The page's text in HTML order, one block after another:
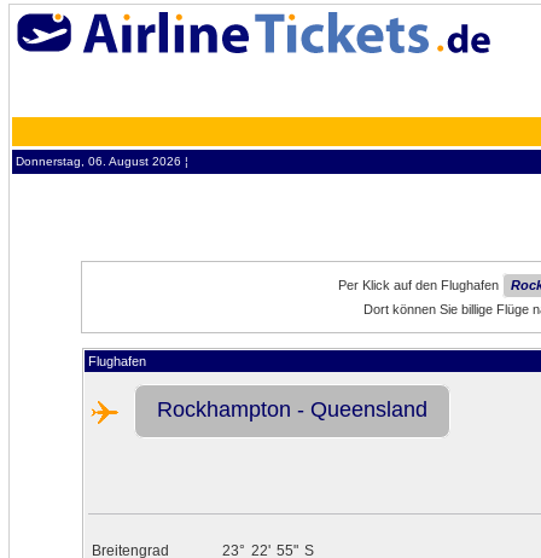
Donnerstag, 06. August 2026 ¦
Per Klick auf den Flughafen
Dort können Sie billige Flüge
Flughafen
Rockhampton - Queensland
Breitengrad 23° 22' 55" S